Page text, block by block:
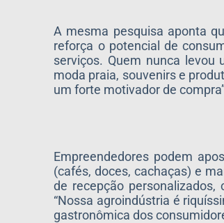
A mesma pesquisa aponta
reforça o potencial de
serviços. Quem nunca levou
moda praia, souvenirs e
um forte motivador de
Empreendedores podem
(cafés, doces, cachaças) e
de recepção
“Nossa agroindústria é
gastronômica dos